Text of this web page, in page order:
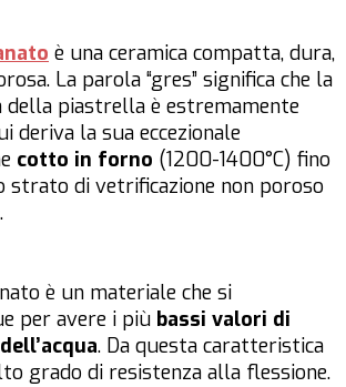
è una ceramica compatta, dura,
La parola “gres” significa che la
della piastrella è estremamente
deriva la sua eccezionale
cotto in forno (1200-1400°C) fino
strato di vetrificazione non poroso
è un materiale che si
per avere i più bassi valori di
. Da questa caratteristica
grado di resistenza alla flessione.